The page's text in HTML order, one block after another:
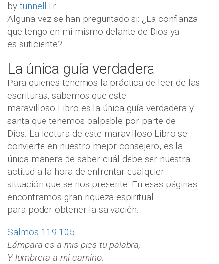
by tunnell.i.r
Alguna vez se han preguntado si: ¿La confianza
que tengo en mi mismo delante de Dios ya
es suficiente?
La única guía verdadera
Para quienes tenemos la práctica de leer de las
escrituras, sabemos que este
maravilloso Libro es la única guía verdadera y
santa que tenemos palpable por parte de
Dios. La lectura de este maravilloso Libro se
convierte en nuestro mejor consejero, es la
única manera de saber cuál debe ser nuestra
actitud a la hora de enfrentar cualquier
situación que se nos presente. En esas páginas
encontramos gran riqueza espiritual
para poder obtener la salvación.
Salmos 119:105
Lámpara es a mis pies tu palabra,
Y lumbrera a mi camino.